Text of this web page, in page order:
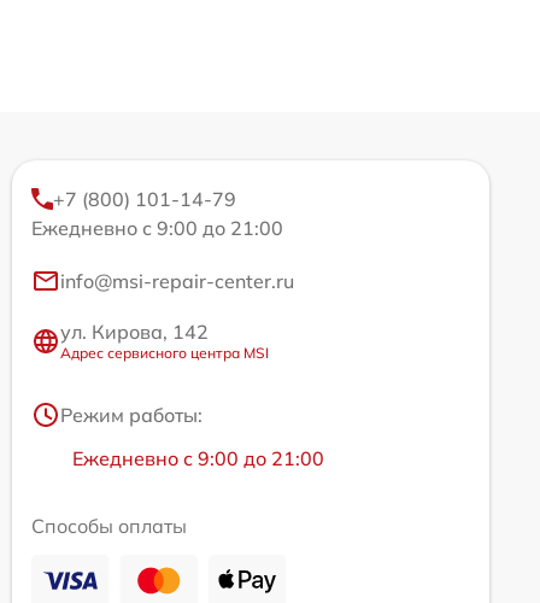
+7 (800) 101-14-79
Ежедневно с 9:00 до 21:00
info@msi-repair-center.ru
ул. Кирова, 142
Адрес сервисного центра MSI
Режим работы:
Ежедневно с 9:00 до 21:00
Способы оплаты